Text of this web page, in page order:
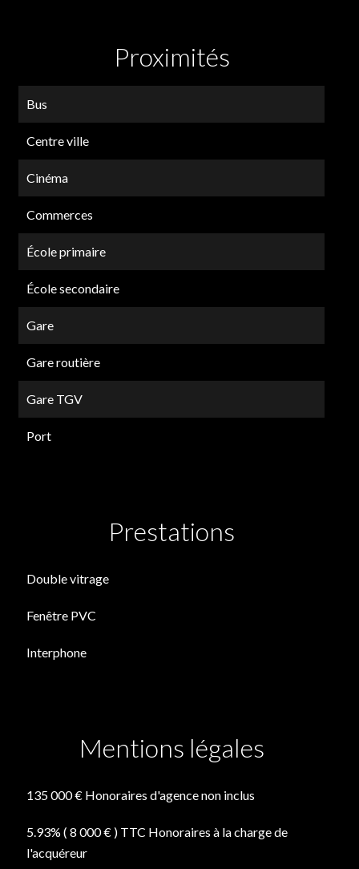
Proximités
Bus
Centre ville
Cinéma
Commerces
École primaire
École secondaire
Gare
Gare routière
Gare TGV
Port
Prestations
Double vitrage
Fenêtre PVC
Interphone
Mentions légales
135 000 € Honoraires d'agence non inclus
5.93% ( 8 000 € ) TTC Honoraires à la charge de
l'acquéreur